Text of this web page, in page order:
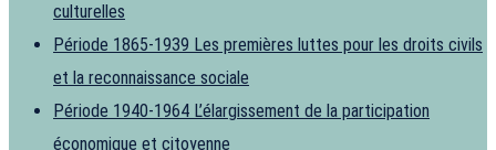
culturelles
Période 1865-1939 Les premières luttes pour les droits civils
et la reconnaissance sociale
Période 1940-1964 L’élargissement de la participation
économique et citoyenne